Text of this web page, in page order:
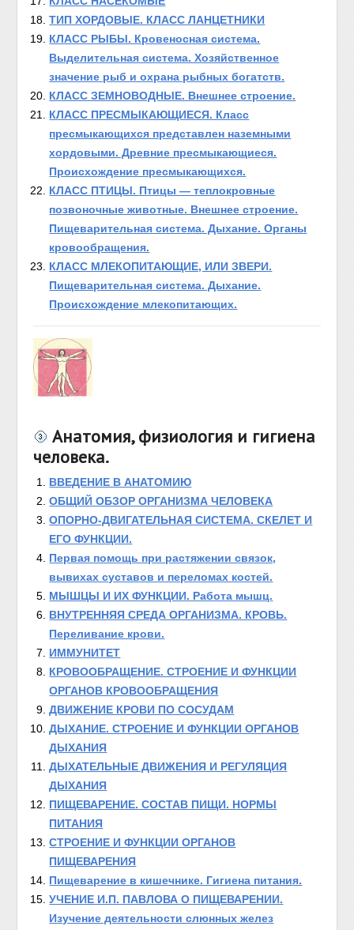
ТИП ХОРДОВЫЕ. КЛАСС ЛАНЦЕТНИКИ
КЛАСС РЫБЫ. Кровеносная система.
Выделительная система. Хозяйственное
значение рыб и охрана рыбных богатств.
КЛАСС ЗЕМНОВОДНЫЕ. Внешнее строение.
КЛАСС ПРЕСМЫКАЮЩИЕСЯ. Класс
пресмыкающихся представлен наземными
хордовыми. Древние пресмыкающиеся.
Происхождение пресмыкающихся.
КЛАСС ПТИЦЫ. Птицы — теплокровные
позвоночные животные. Внешнее строение.
Пищеварительная система. Дыхание. Органы
кровообращения.
КЛАСС МЛЕКОПИТАЮЩИЕ, ИЛИ ЗВЕРИ.
Пищеварительная система. Дыхание.
Происхождение млекопитающих.
Анатомия, физиология и гигиена
человека.
ВВЕДЕНИЕ В АНАТОМИЮ
ОБЩИЙ ОБЗОР ОРГАНИЗМА ЧЕЛОВЕКА
ОПОРНО-ДВИГАТЕЛЬНАЯ СИСТЕМА. СКЕЛЕТ И
ЕГО ФУНКЦИИ.
Первая помощь при растяжении связок,
вывихах суставов и переломах костей.
МЫШЦЫ И ИХ ФУНКЦИИ. Работа мышц.
ВНУТРЕННЯЯ СРЕДА ОРГАНИЗМА. КРОВЬ.
Переливание крови.
ИММУНИТЕТ
КРОВООБРАЩЕНИЕ. СТРОЕНИЕ И ФУНКЦИИ
ОРГАНОВ КРОВООБРАЩЕНИЯ
ДВИЖЕНИЕ КРОВИ ПО СОСУДАМ
ДЫХАНИЕ. СТРОЕНИЕ И ФУНКЦИИ ОРГАНОВ
ДЫХАНИЯ
ДЫХАТЕЛЬНЫЕ ДВИЖЕНИЯ И РЕГУЛЯЦИЯ
ДЫХАНИЯ
ПИЩЕВАРЕНИЕ. СОСТАВ ПИЩИ. НОРМЫ
ПИТАНИЯ
СТРОЕНИЕ И ФУНКЦИИ ОРГАНОВ
ПИЩЕВАРЕНИЯ
Пищеварение в кишечнике. Гигиена питания.
УЧЕНИЕ И.П. ПАВЛОВА О ПИЩЕВАРЕНИИ.
Изучение деятельности слюнных желез